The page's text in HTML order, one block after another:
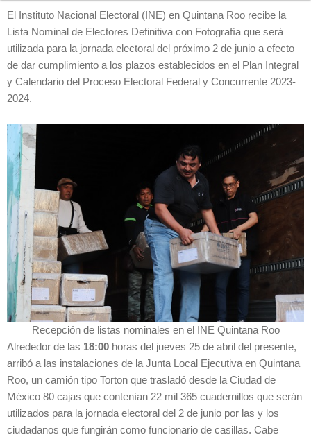
El Instituto Nacional Electoral (INE) en Quintana Roo recibe la
Lista Nominal de Electores Definitiva con Fotografía que será
utilizada para la jornada electoral del próximo 2 de junio a efecto
de dar cumplimiento a los plazos establecidos en el Plan Integral
y Calendario del Proceso Electoral Federal y Concurrente 2023-
2024.
Recepción de listas nominales en el INE Quintana Roo
Alrededor de las 18:00 horas del jueves 25 de abril del presente,
arribó a las instalaciones de la Junta Local Ejecutiva en Quintana
Roo, un camión tipo Torton que trasladó desde la Ciudad de
México 80 cajas que contenían 22 mil 365 cuadernillos que serán
utilizados para la jornada electoral del 2 de junio por las y los
ciudadanos que fungirán como funcionario de casillas. Cabe